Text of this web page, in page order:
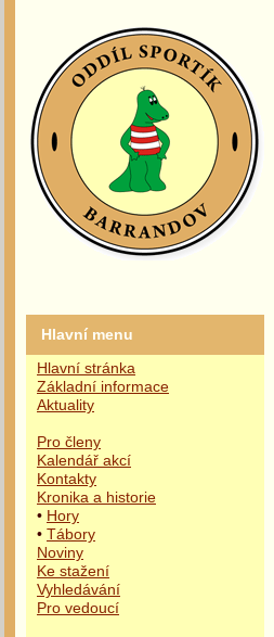
Hlavní menu
Hlavní stránka
Základní informace
Aktuality
Pro členy
Kalendář akcí
Kontakty
Kronika a historie
• Hory
• Tábory
Noviny
Ke stažení
Vyhledávání
Pro vedoucí